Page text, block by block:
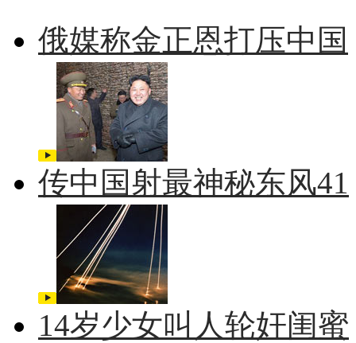
俄媒称金正恩打压中国
传中国射最神秘东风41
14岁少女叫人轮奸闺蜜